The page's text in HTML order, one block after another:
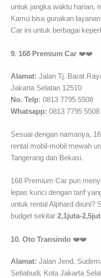
untuk jangka waktu harian,
Kamu bisa gunakan
Car ini untuk berbagai
9. 168 Premium Car ❤️❤️
Alamat: Jalan Tj. Barat
Jakarta Selatan 12510
No. Telp: 0813 7795 5508
Whatsapp: 0813 7795 5508
Sesuai dengan namanya,
rental mobil-mobil mewah
Tangerang dan Bekasi.
168 Premium Car pun
lepas kunci dengan tarif
untuk rental Alphard disini?
budget sekitar2,1juta-
10. Oto Transindo ❤️❤️
Alamat: Jalan Jend.
Setiabudi, Kota Jakarta